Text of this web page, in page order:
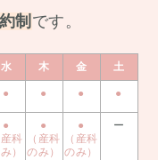
制 です。
水 木 金 土
● ● ● ●
●
産科
）
●
（産科
のみ）
●
（産科
のみ）
ー